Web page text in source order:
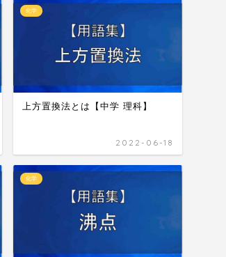
化学
上方置換法とは【中学 理科】
2022-06-18
化学